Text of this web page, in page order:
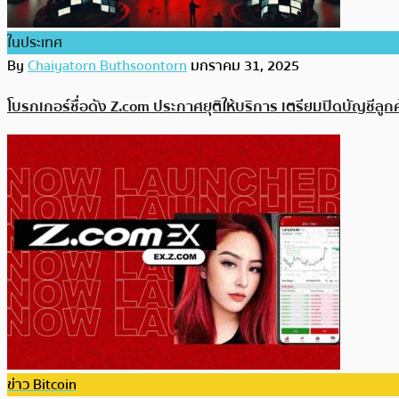
ในประเทศ
ByChaiyatorn Buthsoontornมกราคม 31, 2025
โบรกเกอร์ชื่อดัง Z.com ประกาศยุติให้บริการ เตรียมปิดบัญชีลู
ข่าว Bitcoin